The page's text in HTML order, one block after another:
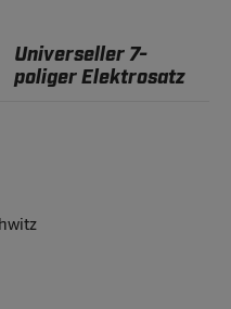
Universeller 7-
poliger Elektrosatz